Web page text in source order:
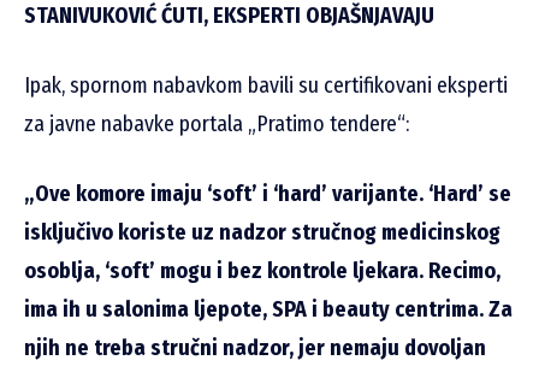
STANIVUKOVIĆ ĆUTI, EKSPERTI OBJAŠNJAVAJU
Ipak, spornom nabavkom bavili su certifikovani eksperti
za javne nabavke portala „Pratimo tendere“:
„Ove komore imaju ‘soft’ i ‘hard’ varijante. ‘Hard’ se
isključivo koriste uz nadzor stručnog medicinskog
osoblja, ‘soft’ mogu i bez kontrole ljekara. Recimo,
ima ih u salonima ljepote, SPA i beauty centrima. Za
njih ne treba stručni nadzor, jer nemaju dovoljan